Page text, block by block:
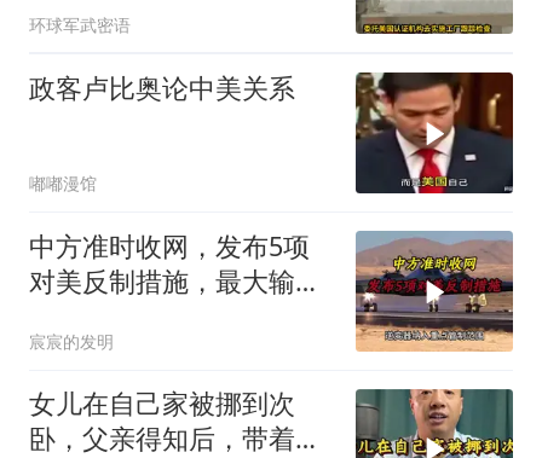
环球军武密语
政客卢比奥论中美关系
嘟嘟漫馆
中方准时收网，发布5项
对美反制措施，最大输家
宸宸的发明
女儿在自己家被挪到次
卧，父亲得知后，带着中